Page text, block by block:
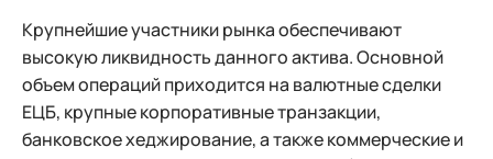
Крупнейшие участники рынка обеспечивают
высокую ликвидность данного актива. Основной
объем операций приходится на валютные сделки
ЕЦБ, крупные корпоративные транзакции,
банковское хеджирование, а также коммерческие и